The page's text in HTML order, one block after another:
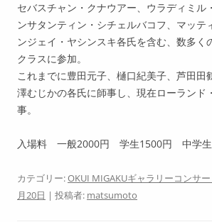
セバスチャン・クナウアー、ウラディミル
ンサタンティン・シチェルバコフ、マッテ
ンジェイ・ヤシンスキ各氏を含む、数多く
クラスに参加。
これまでに豊田元子、樋口紀美子、芦田田
澤むじかの各氏に師事し、現在ローランド
事。
入場料 一般2000円 学生1500円 中学生
カテゴリー:OKUI MIGAKUギャラリーコンサー
月20日 | 投稿者: matsumoto